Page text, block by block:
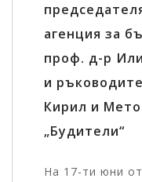
агенция за
проф. д-р
и
Кирил и
„Будители“
На 17-ти юни